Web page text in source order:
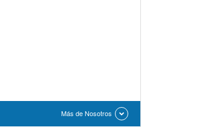
Más de Nosotros